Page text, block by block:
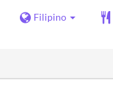
Filipino